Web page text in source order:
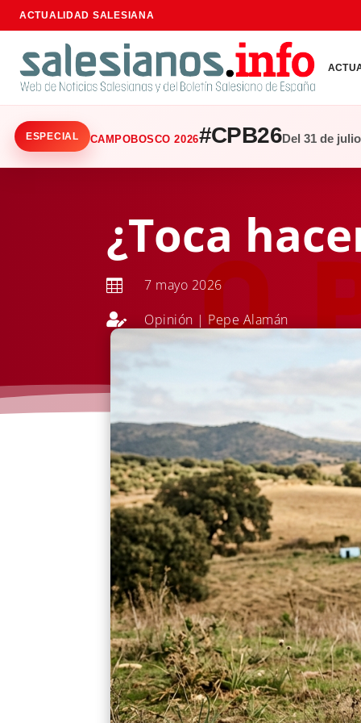
ACTUALIDAD SALESIANA
ESPECIAL CAMPOBOSCO 2026#CPB26Del 31 de
¿Toca
 7 mayo 2026
 Opinión |Pepe Alamán